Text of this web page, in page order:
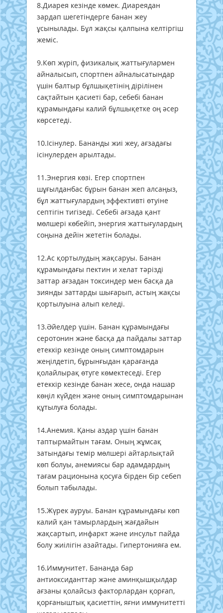
8.Диарея кезінде көмек. Диареядан
зардап шегетіндерге банан жеу
ұсынылады. Бұл жақсы қалпына келтіргіш
жеміс.
9.Көп жүріп, физикалық жаттығулармен
айналысып, спортпен айналысатындар
үшін балтыр бұлшықетінің дірілінен
сақтайтын қасиеті бар, себебі банан
құрамындағы калий бұлшықетке оң әсер
көрсетеді.
10.Ісінулер. Бананды жиі жеу, ағзадағы
ісінулерден арылтады.
11.Энергия көзі. Егер спортпен
шұғылданбас бұрын банан жеп алсаңыз,
бұл жаттығулардың эффективті өтуіне
септігін тигізеді. Себебі ағзада қант
мөлшері көбейіп, энергия жаттығулардың
соңына дейін жететін болады.
12.Ас қортылудың жақсаруы. Банан
құрамындағы пектин и хелат тәрізді
заттар ағзадан токсиндер мен басқа да
зиянды заттарды шығарып, астың жақсы
қортылуына алып келеді.
13.Әйелдер үшін. Банан құрамындағы
серотонин және басқа да пайдалы заттар
етеккір кезінде оның симптомдарын
жеңілдетіп, бұрынғыдан қарағанда
қолайлырақ өтуге көмектеседі. Егер
етеккір кезінде банан жесе, онда нашар
көңіл күйден және оның симптомдарынан
құтылуға болады.
14.Анемия. Қаны аздар үшін банан
таптырмайтын тағам. Оның жұмсақ
затындағы темір мөлшері айтарлықтай
көп болуы, анемиясы бар адамдардың
тағам рационына қосуға бірден бір себеп
болып табылады.
15.Жүрек ауруы. Банан құрамындағы көп
калий қан тамырлардың жағдайын
жақсартып, инфаркт және инсульт пайда
болу жиілігін азайтады. Гипертонияға ем.
16.Иммунитет. Бананда бар
антиоксиданттар және аминқышқылдар
ағзаны қолайсыз факторлардан қорғап,
қорғаныштық қасиеттін, яғни иммунитетті